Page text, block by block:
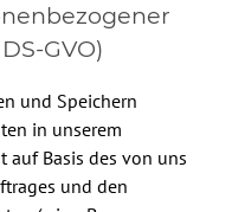
GVO)
und Speichern
in unserem
auf Basis des von uns
und den